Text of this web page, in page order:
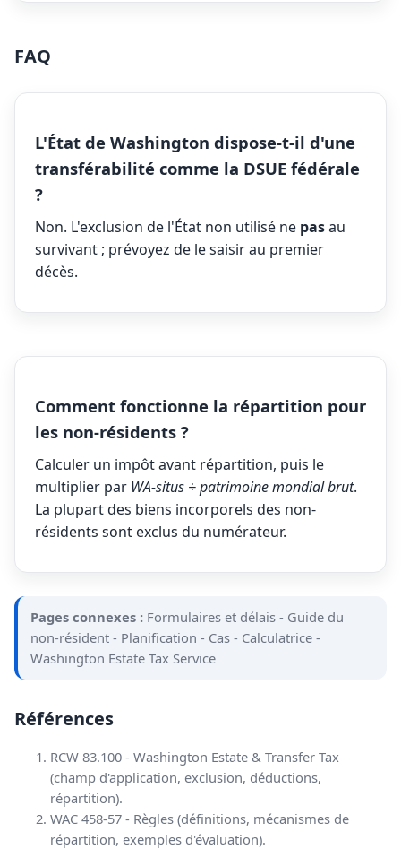
FAQ
L'État de Washington dispose-t-il d'une
transférabilité comme la DSUE fédérale
?
Non. L'exclusion de l'État non utilisé ne pasau
survivant ; prévoyez de le saisir au premier
décès.
Comment fonctionne la répartition pour
les non-résidents ?
Calculer un impôt avant répartition, puis le
multiplier par WA-situs ÷ patrimoine mondial brut.
La plupart des biens incorporels des non-
résidents sont exclus du numérateur.
Pages connexes : Formulaires et délais - Guide du
non-résident - Planification - Cas - Calculatrice -
Washington Estate Tax Service
Références
RCW 83.100 - Washington Estate & Transfer Tax
(champ d'application, exclusion, déductions,
répartition).
WAC 458-57 - Règles (définitions, mécanismes de
répartition, exemples d'évaluation).